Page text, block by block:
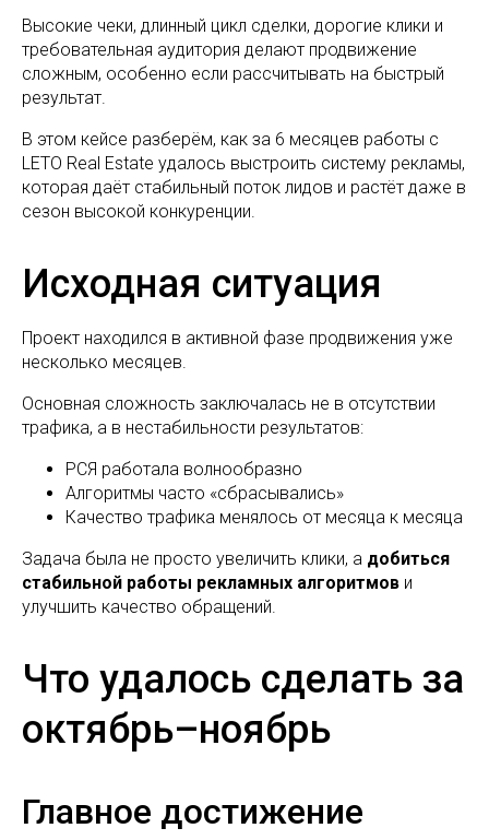
Высокие чеки, длинный цикл сделки, дорогие клики и
требовательная аудитория делают продвижение
сложным, особенно если рассчитывать на быстрый
результат.
В этом кейсе разберём, как за 6 месяцев работы с
LETO Real Estate удалось выстроить систему рекламы,
которая даёт стабильный поток лидов и растёт даже в
сезон высокой конкуренции.
Исходная ситуация
Проект находился в активной фазе продвижения уже
несколько месяцев.
Основная сложность заключалась не в отсутствии
трафика, а в нестабильности результатов:
РСЯ работала волнообразно
Алгоритмы часто «сбрасывались»
Качество трафика менялось от месяца к месяца
Задача была не просто увеличить клики, а добиться
стабильной работы рекламных алгоритмов и
улучшить качество обращений.
Что удалось сделать за
октябрь–ноябрь
Главное достижение